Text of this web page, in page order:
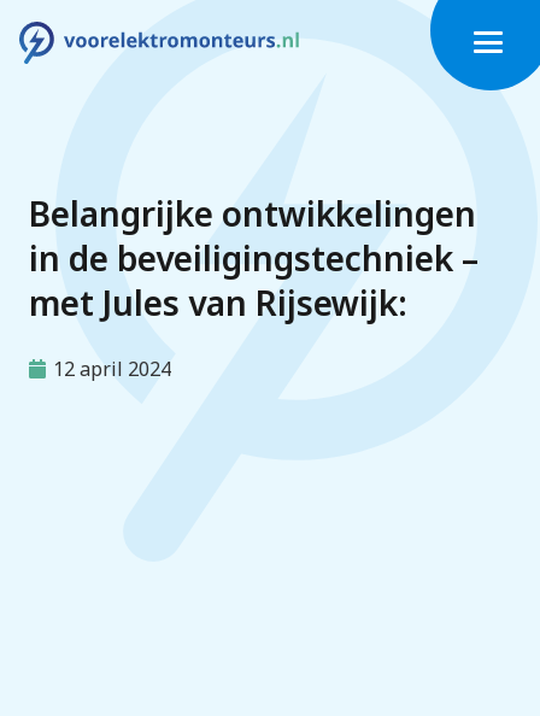
Belangrijke ontwikkelingen
in de beveiligingstechniek –
met Jules van Rijsewijk:
12 april 2024